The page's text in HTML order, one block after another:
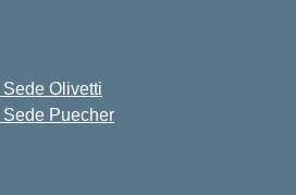
Olivetti
Puecher